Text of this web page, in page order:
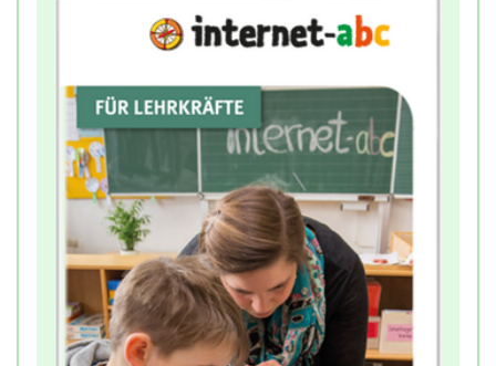
Die Elternbroschüre "Internet gemeinsam
entdecken" informiert kompakt, wie Eltern ihre
können. Alltägliche Fragen rund um die
Mediennutzung werden beantwortet, Tipps und
Empfehlungen zum Einstieg ins Internet geliefert.
Wichtig ist dabei das Gemeinsame von Eltern und
Kinder. Denn Regeln alleine sind nicht alles.
Ebenso notwendig ist es, ein gegenseitiges
Vertrauen aufzubauen, Interesse zu zeigen, Hilfe
anzubieten und Vorbild zu sein. Nur so können
Kinder lernen, Medien selbstständig und
verantwortungsvoll zu nutzen.
Tipp für Lehrkräfte: